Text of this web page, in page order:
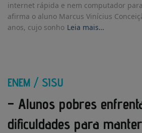
internet rápida e nem computador
afirma o aluno Marcus Vinícius
anos, cujo sonho Leia mais…
ENEM / SISU
– Alunos pobres
dificuldades para